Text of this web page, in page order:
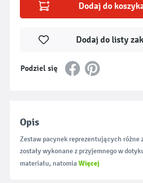
Dodaj do
Podziel się
Dodaj do listy
Opis
Zestaw pacynek reprezentujących różne
zostały wykonane z przyjemnego w
materiału, natomiaWięcej